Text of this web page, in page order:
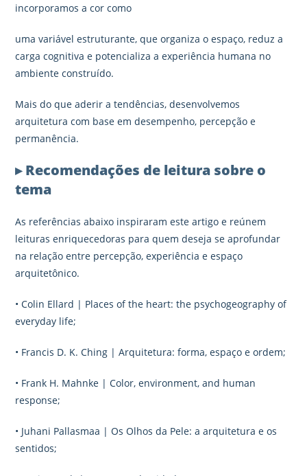
incorporamos a cor como
uma variável estruturante, que organiza o espaço, reduz a
carga cognitiva e potencializa a experiência humana no
ambiente construído.
Mais do que aderir a tendências, desenvolvemos
arquitetura com base em desempenho, percepção e
permanência.
▸ Recomendações de leitura sobre o
tema
As referências abaixo inspiraram este artigo e reúnem
leituras enriquecedoras para quem deseja se aprofundar
na relação entre percepção, experiência e espaço
arquitetônico.
• Colin Ellard | Places of the heart: the psychogeography of
everyday life;
• Francis D. K. Ching | Arquitetura: forma, espaço e ordem;
• Frank H. Mahnke | Color, environment, and human
response;
• Juhani Pallasmaa | Os Olhos da Pele: a arquitetura e os
sentidos;